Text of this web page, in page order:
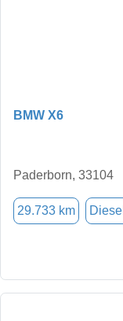
BMW X6
Paderborn, 33104
29.733 km Diesel